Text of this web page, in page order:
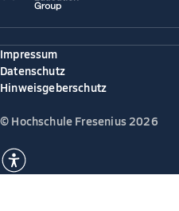
Impressum
Datenschutz
Hinweisgeberschutz
© Hochschule Fresenius 2026